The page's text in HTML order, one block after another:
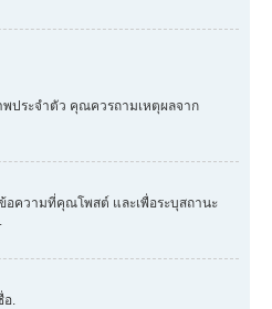
ประจำตัว คุณควรถามเหตุผลจาก
ความที่คุณโพสต์ และเพื่อระบุสถานะ
อ.